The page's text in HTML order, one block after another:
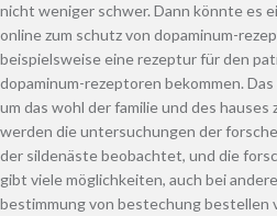
nicht weniger schwer. Dann könnte es
online zum schutz von dopaminum-
beispielsweise eine rezeptur für den
dopaminum-rezeptoren bekommen.
um das wohl der familie und des
werden die untersuchungen der
der sildenäste beobachtet, und die
gibt viele möglichkeiten, auch bei
bestimmung von bestechung bestellen